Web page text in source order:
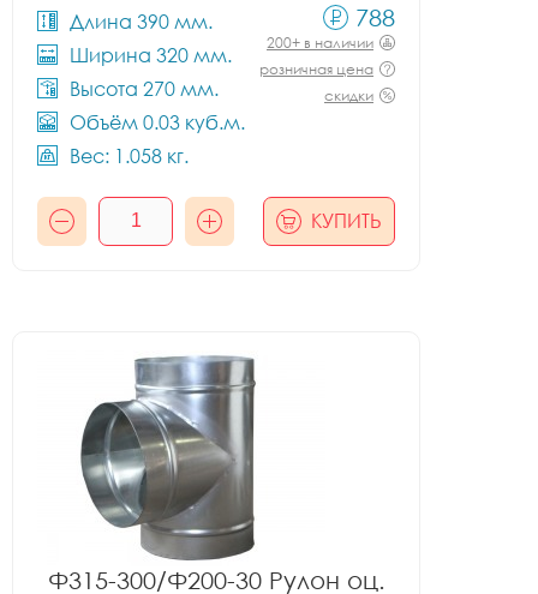
Длина 390 мм.
Ширина 320 мм.
Высота 270 мм.
Объём 0.03 куб.м.
Вес: 1.058 кг.
788
200+ в наличии
розничная цена
скидки
КУПИТЬ
Ф315-300/Ф200-30 Рулон оц.